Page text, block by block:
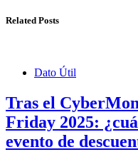
Related Posts
Dato Útil
Tras el
Friday 2025:
evento de